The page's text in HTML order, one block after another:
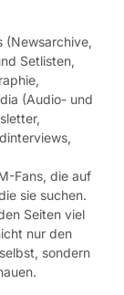
(Newsarchive,
Setlisten,
(Audio- und
Fans, die auf
sie suchen.
Seiten viel
nur den
sondern